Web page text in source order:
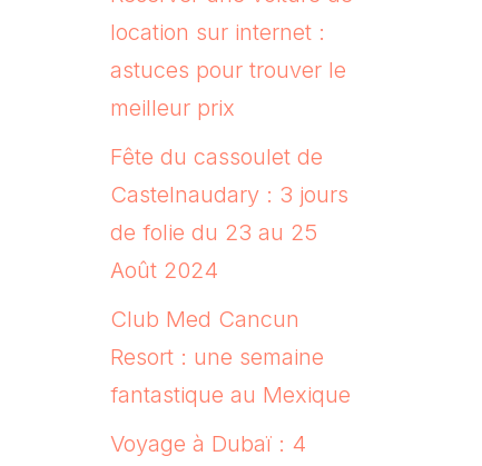
location sur internet :
astuces pour trouver le
meilleur prix
Fête du cassoulet de
Castelnaudary : 3 jours
de folie du 23 au 25
Août 2024
Club Med Cancun
Resort : une semaine
fantastique au Mexique
Voyage à Dubaï : 4